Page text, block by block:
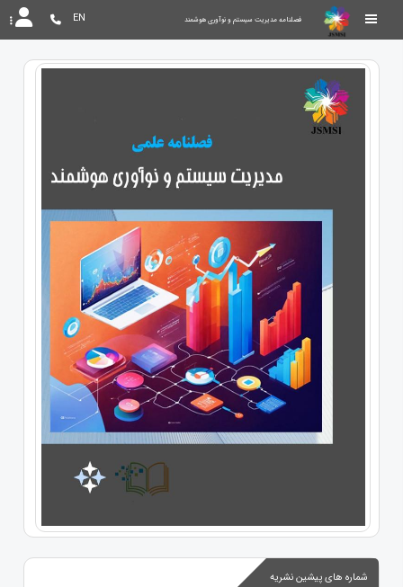
فصلنامه مدیریت سیستم و نوآوری هوشمند EN
شماره های پیشین نشریه